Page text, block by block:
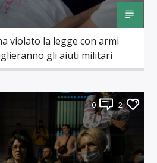
violato la legge con armi
gli aiuti militari
0 2